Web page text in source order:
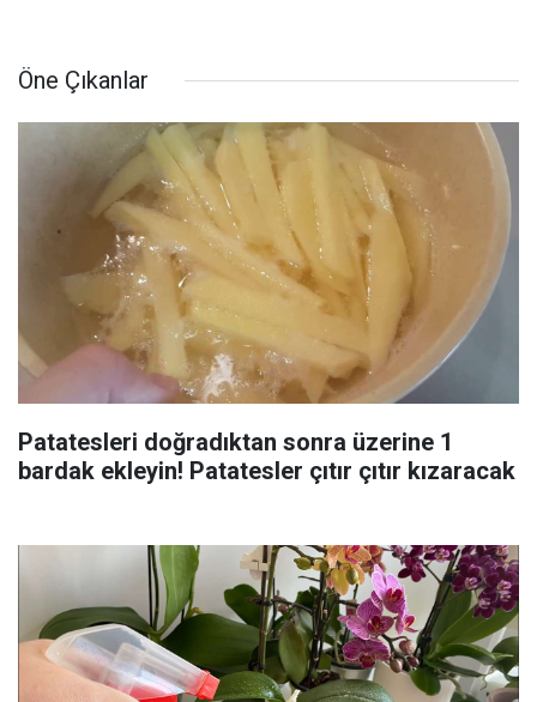
Öne Çıkanlar
Patatesleri doğradıktan sonra üzerine 1
bardak ekleyin! Patatesler çıtır çıtır kızaracak